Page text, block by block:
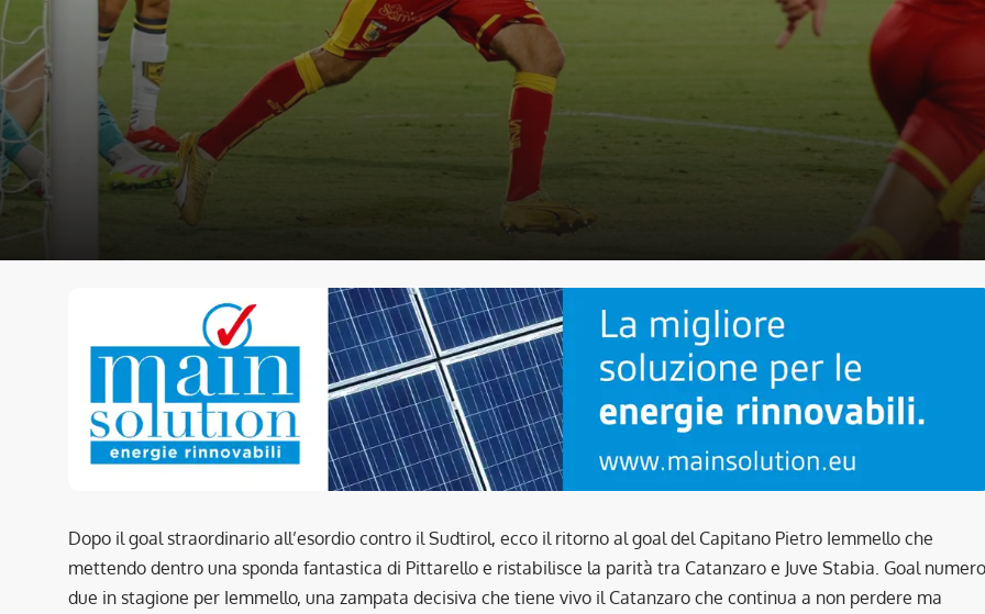
Dopo il goal straordinario all’esordio contro il Sudtirol, ecco il ritorno al goal del Capitano Pietro Iemmello che
mettendo dentro una sponda fantastica di Pittarello e ristabilisce la parità tra Catanzaro e Juve Stabia. Goal numero
due in stagione per Iemmello, una zampata decisiva che tiene vivo il Catanzaro che continua a non perdere ma